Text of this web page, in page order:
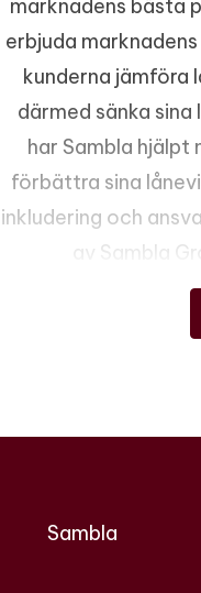
marknadens bästa
erbjuda
kunderna jämföra
därmed sänka
har Sambla
förbättra sina
inkludering och
av Sambla
Sambla